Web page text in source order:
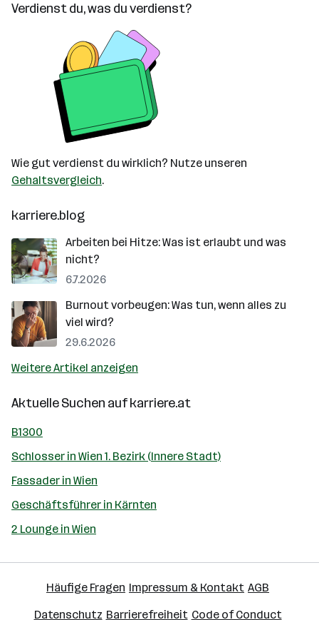
Verdienst du, was du verdienst?
Wie gut verdienst du wirklich? Nutze unseren
Gehaltsvergleich.
karriere.blog
Arbeiten bei Hitze: Was ist erlaubt und was
nicht?
6.7.2026
Burnout vorbeugen: Was tun, wenn alles zu
viel wird?
29.6.2026
Weitere Artikel anzeigen
Aktuelle Suchen aufkarriere.at
B1300
Schlosser in Wien 1. Bezirk (Innere Stadt)
Fassader in Wien
Geschäftsführer in Kärnten
2 Lounge in Wien
Häufige Fragen Impressum & Kontakt AGB
Datenschutz Barrierefreiheit Code of Conduct